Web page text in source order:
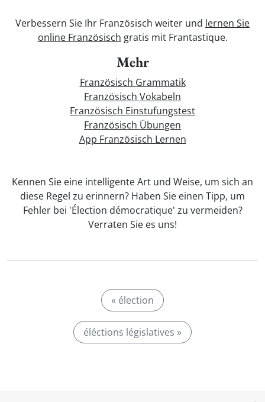
Verbessern Sie Ihr Französisch weiter und lernen Sie
online Französisch gratis mit Frantastique.
Mehr
Französisch Grammatik
Französisch Vokabeln
Französisch Einstufungstest
Französisch Übungen
App Französisch Lernen
Kennen Sie eine intelligente Art und Weise, um sich an
diese Regel zu erinnern? Haben Sie einen Tipp, um
Fehler bei 'Élection démocratique' zu vermeiden?
Verraten Sie es uns!
« élection
éléctions législatives »